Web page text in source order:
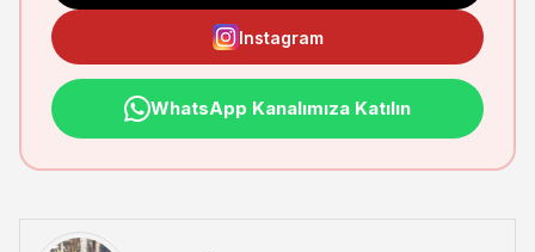
Instagram
WhatsApp Kanalımıza Katılın